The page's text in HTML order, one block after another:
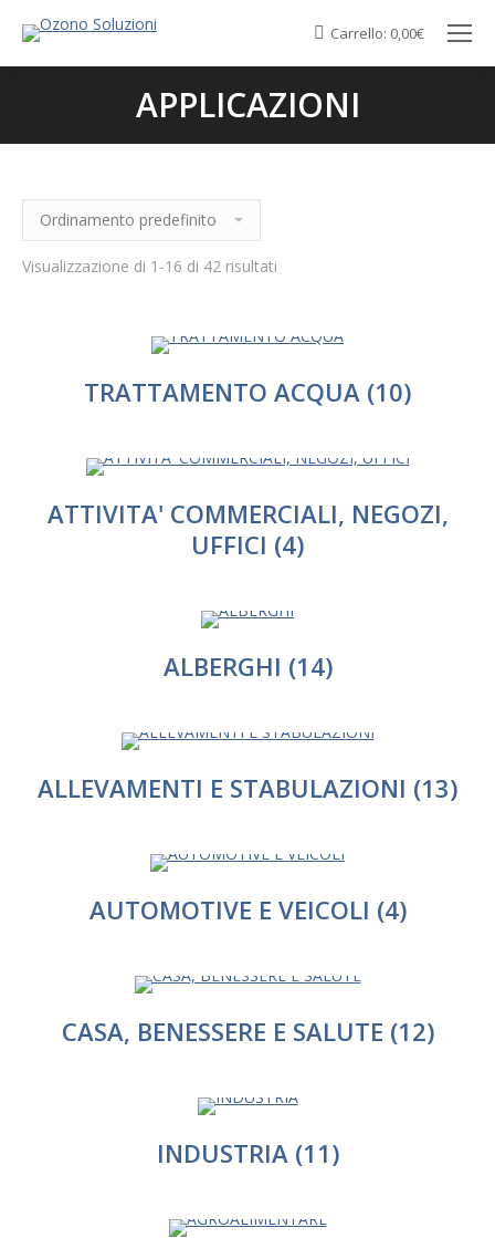
Carrello: 0,00€
APPLICAZIONI
You are here:
Visualizzazione di 1-16 di 42 risultati
TRATTAMENTO ACQUA (10)
ATTIVITA' COMMERCIALI, NEGOZI,
UFFICI (4)
ALBERGHI (14)
ALLEVAMENTI E STABULAZIONI (13)
AUTOMOTIVE E VEICOLI (4)
CASA, BENESSERE E SALUTE (12)
INDUSTRIA (11)